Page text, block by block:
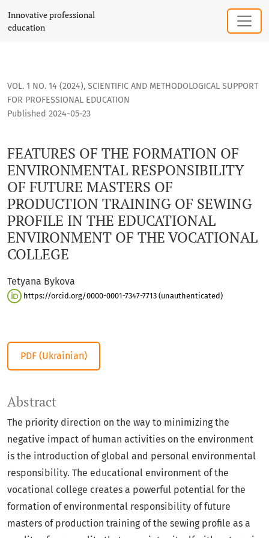
FEATURES OF THE FORMATION OF ENVIRONMENTAL
Innovative professional
education
VOL. 1 NO. 14 (2024), SCIENTIFIC AND METHODOLOGICAL SUPPORT
FOR PROFESSIONAL EDUCATION
FEATURES OF THE FORMATION OF
ENVIRONMENTAL RESPONSIBILITY
OF FUTURE MASTERS OF
PRODUCTION TRAINING OF SEWING
PROFILE IN THE EDUCATIONAL
ENVIRONMENT OF THE VOCATIONAL
COLLEGE
Published 2024-05-23
Tetyana Bykova
https://orcid.org/0000-0001-7347-7713 (unauthenticated)
PDF (Ukrainian)
Abstract
The priority direction on the way to minimizing the
negative impact of human activities on the environment
is the introduction of global and personal environmental
responsibility. The educational environment of the
vocational college creates a powerful potential for the
formation of environmental responsibility of future
masters of production training of the sewing profile as a